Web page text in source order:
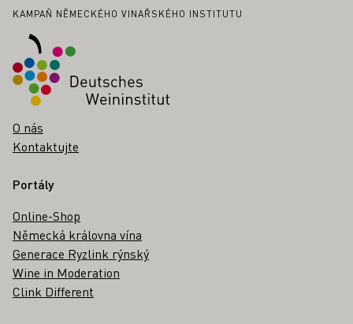
Zápatí
KAMPAŇ NĚMECKÉHO VINAŘSKÉHO INSTITUTU
O nás
Kontaktujte
Portály
Online-Shop
Německá královna vína
Generace Ryzlink rýnský
Wine in Moderation
Clink Different